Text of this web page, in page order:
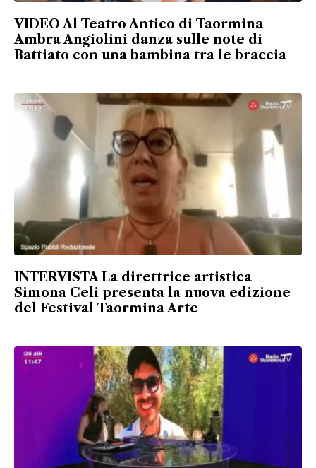
VIDEO Al Teatro Antico di Taormina
Ambra Angiolini danza sulle note di
Battiato con una bambina tra le braccia
INTERVISTA La direttrice artistica
Simona Celi presenta la nuova edizione
del Festival Taormina Arte